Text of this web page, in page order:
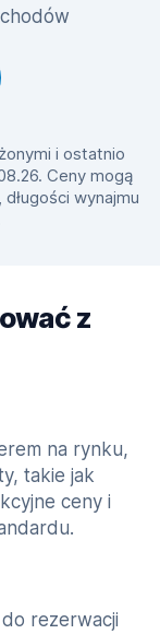
i ostatnio
Ceny mogą
wynajmu
z
na rynku,
takie jak
ceny i
rezerwacji